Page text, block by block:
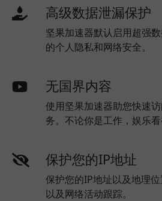
高级数据泄漏保护
坚果加速器默认启用超强
的个人隐私和网络安全。
无国界内容
使用坚果加速器助您快速
务。不论你是工作，娱乐看
保护您的IP地址
保护您的IP地址以及地理
以及网络活动跟踪。